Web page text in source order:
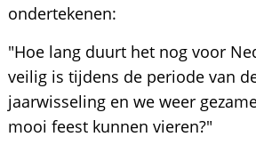
ondertekenen:
"Hoe lang duurt het nog voor
veilig is tijdens de periode van
jaarwisseling en we weer
mooi feest kunnen vieren?"